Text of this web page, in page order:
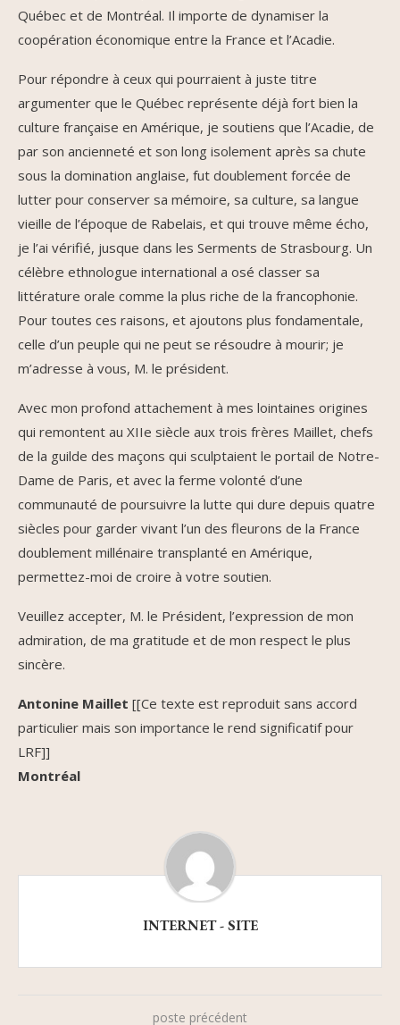
Québec et de Montréal. Il importe de dynamiser la
coopération économique entre la France et l’Acadie.
Pour répondre à ceux qui pourraient à juste titre
argumenter que le Québec représente déjà fort bien la
culture française en Amérique, je soutiens que l’Acadie, de
par son ancienneté et son long isolement après sa chute
sous la domination anglaise, fut doublement forcée de
lutter pour conserver sa mémoire, sa culture, sa langue
vieille de l’époque de Rabelais, et qui trouve même écho,
je l’ai vérifié, jusque dans les Serments de Strasbourg. Un
célèbre ethnologue international a osé classer sa
littérature orale comme la plus riche de la francophonie.
Pour toutes ces raisons, et ajoutons plus fondamentale,
celle d’un peuple qui ne peut se résoudre à mourir; je
m’adresse à vous, M. le président.
Avec mon profond attachement à mes lointaines origines
qui remontent au XIIe siècle aux trois frères Maillet, chefs
de la guilde des maçons qui sculptaient le portail de Notre-
Dame de Paris, et avec la ferme volonté d’une
communauté de poursuivre la lutte qui dure depuis quatre
siècles pour garder vivant l’un des fleurons de la France
doublement millénaire transplanté en Amérique,
permettez-moi de croire à votre soutien.
Veuillez accepter, M. le Président, l’expression de mon
admiration, de ma gratitude et de mon respect le plus
sincère.
Antonine Maillet [[Ce texte est reproduit sans accord
particulier mais son importance le rend significatif pour
LRF]]
Montréal
INTERNET - SITE
poste précédent